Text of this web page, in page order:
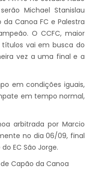
Michael Stanislau
da Canoa FC e Palestra
O CCFC, maior
vai em busca do
vez a uma final e a
em condições iguais,
em tempo normal,
arbitrada por Marcio
no dia 06/09, final
EC São Jorge.
Capão da Canoa